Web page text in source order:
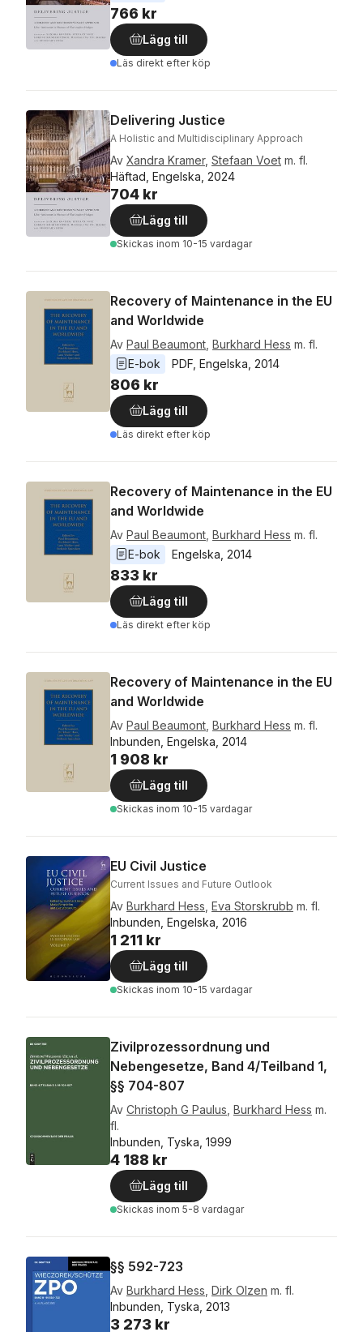
766 kr
Lägg till
Läs direkt efter köp
Delivering Justice
A Holistic and Multidisciplinary Approach
Av Xandra Kramer, Stefaan Voet m. fl.
Häftad, Engelska, 2024
704 kr
Lägg till
Skickas inom 10-15 vardagar
Recovery of Maintenance in the EU
and Worldwide
Av Paul Beaumont Burkhard Hess m. fl.
E-bok
PDF Engelska 2014
806 kr
Lägg till
Läs direkt efter köp
Recovery of Maintenance in the EU
and Worldwide
Av Paul Beaumont Burkhard Hess m. fl.
E-bok
Engelska 2014
833 kr
Lägg till
Läs direkt efter köp
Recovery of Maintenance in the EU
and Worldwide
Av Paul Beaumont Burkhard Hess m. fl.
Inbunden, Engelska, 2014
1 908 kr
Lägg till
Skickas inom 10-15 vardagar
EU Civil Justice
Current Issues and Future Outlook
Av Burkhard Hess Eva Storskrubb m. fl.
Inbunden, Engelska, 2016
1 211 kr
Lägg till
Skickas inom 10-15 vardagar
Zivilprozessordnung und
Nebengesetze, Band 4/Teilband 1,
§§ 704-807
Av Christoph G Paulus Burkhard Hess m.
fl.
Inbunden, Tyska, 1999
4 188 kr
Lägg till
Skickas inom 5-8 vardagar
§§ 592-723
Av Burkhard Hess Dirk Olzen m. fl.
Inbunden, Tyska, 2013
3 273 kr